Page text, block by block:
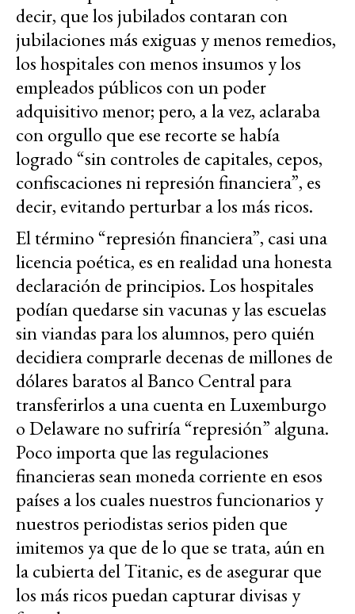
decir, que los jubilados contaran con
jubilaciones más exiguas y menos remedios,
los hospitales con menos insumos y los
empleados públicos con un poder
adquisitivo menor; pero, a la vez, aclaraba
con orgullo que ese recorte se había
logrado “sin controles de capitales, cepos,
confiscaciones ni represión financiera”, es
decir, evitando perturbar a los más ricos.
El término “represión financiera”, casi una
licencia poética, es en realidad una honesta
declaración de principios. Los hospitales
podían quedarse sin vacunas y las escuelas
sin viandas para los alumnos, pero quién
decidiera comprarle decenas de millones de
dólares baratos al Banco Central para
transferirlos a una cuenta en Luxemburgo
o Delaware no sufriría “represión” alguna.
Poco importa que las regulaciones
financieras sean moneda corriente en esos
países a los cuales nuestros funcionarios y
nuestros periodistas serios piden que
imitemos ya que de lo que se trata, aún en
la cubierta del Titanic, es de asegurar que
los más ricos puedan capturar divisas y